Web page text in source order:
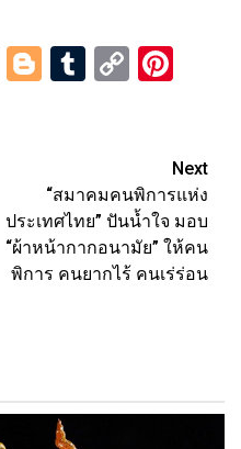
EmailBlogger
Tumblr
Copy
Next
“สมาคมคนพิการแห่ง
ประเทศไทย” ปันน้ำใจ มอบ
“ผ้าหน้ากากอนามัย” ให้คน
พิการ คนยากไร้ คนเร่ร่อน